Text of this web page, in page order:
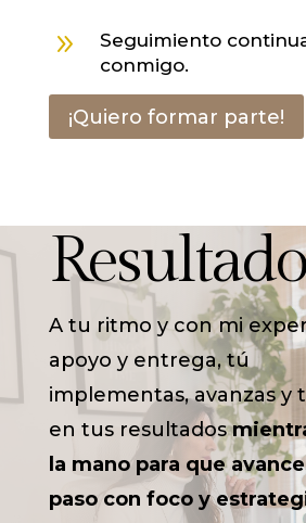
9
Seguimiento
conmigo.
¡Quiero formar parte!
A tu ritmo y con mi
apoyo y entrega, tú
implementas, avanzas y
en tus resultados
la mano para que
paso con foco y